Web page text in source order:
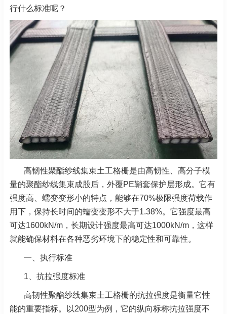
行什么标准呢？
高韧性聚酯纱线集束土工格栅是由高韧性、高分子模
量的聚酯纱线集束成股后，外覆PE鞘套保护层形成。 它有
强度高、蠕变变形小的特点，能够在70%极限强度荷载作
用下，保持长时间的蠕变变形不大于1.38%。 它强度最高
可达1600kN/m，长期设计强度最高可达1000kN/m，这样
就能确保材料在各种恶劣环境下的稳定性和可靠性。
一、执行标准
1、抗拉强度标准
高韧性聚酯纱线集束土工格栅的抗拉强度是衡量它性
能的重要指标。以200型为例，它的纵向标称抗拉强度不